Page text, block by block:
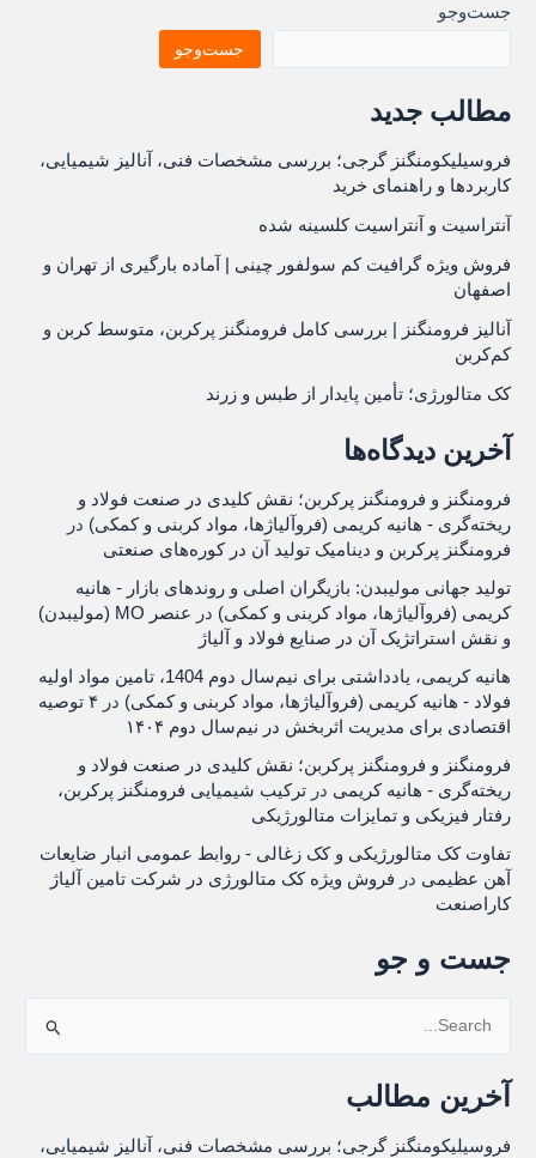
جست‌وجو
جست‌وجو
مطالب جدید
فروسیلیکومنگنز گرجی؛ بررسی مشخصات فنی، آنالیز شیمیایی،
کاربردها و راهنمای خرید
آنتراسیت و آنتراسیت کلسینه شده
فروش ویژه گرافیت کم سولفور چینی | آماده بارگیری از تهران و
اصفهان
آنالیز فرومنگنز | بررسی کامل فرومنگنز پرکربن، متوسط کربن و
کم‌کربن
کک متالورژی؛ تأمین پایدار از طبس و زرند
آخرین دیدگاه‌ها
فرومنگنز و فرومنگنز پرکربن؛ نقش کلیدی در صنعت فولاد و
ریخته‌گری - هانیه کریمی (فروآلیاژها، مواد کربنی و کمکی) در
فرومنگنز پرکربن و دینامیک تولید آن در کوره‌های صنعتی
تولید جهانی مولیبدن: بازیگران اصلی و روندهای بازار - هانیه
کریمی (فروآلیاژها، مواد کربنی و کمکی) در
عنصر MO (مولیبدن)
و نقش استراتژیک آن در صنایع فولاد و آلیاژ
هانیه کریمی، یادداشتی برای نیم‌سال دوم 1404، تامین مواد اولیه
فولاد - هانیه کریمی (فروآلیاژها، مواد کربنی و کمکی) در
۴ توصیه
اقتصادی برای مدیریت اثربخش در نیم‌سال دوم ۱۴۰۴
فرومنگنز و فرومنگنز پرکربن؛ نقش کلیدی در صنعت فولاد و
ریخته‌گری - هانیه کریمی درترکیب شیمیایی فرومنگنز پرکربن،
رفتار فیزیکی و تمایزات متالورژیکی
تفاوت کک متالورژیکی و کک زغالی - روابط عمومی انبار ضایعات
آهن عظیمی در فروش ویژه کک متالورژی در شرکت تامین آلیاژ
کاراصنعت
جست و جو
آخرین مطالب
فروسیلیکومنگنز گرجی؛ بررسی مشخصات فنی، آنالیز شیمیایی،